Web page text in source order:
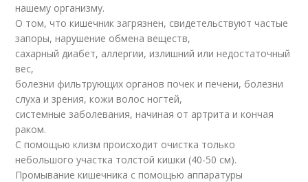
нашему организму.
О том, что кишечник загрязнен, свидетельствуют частые
запоры, нарушение обмена веществ,
сахарный диабет, аллергии, излишний или недостаточный
вес,
болезни фильтрующих органов почек и печени, болезни
слуха и зрения, кожи волос ногтей,
системные заболевания, начиная от артрита и кончая
раком.
С помощью клизм происходит очистка только
небольшого участка толстой кишки (40-50 см).
Промывание кишечника с помощью аппаратуры